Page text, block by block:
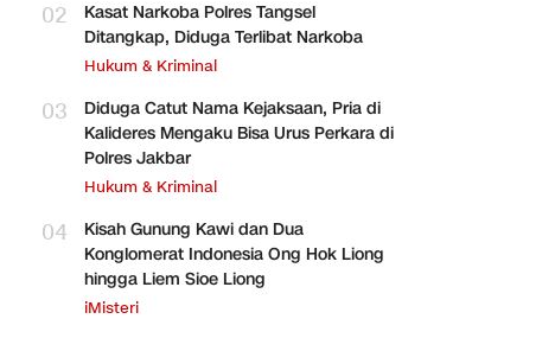
02
Kasat Narkoba Polres Tangsel
Ditangkap, Diduga Terlibat Narkoba
Hukum & Kriminal
03
Diduga Catut Nama Kejaksaan, Pria di
Kalideres Mengaku Bisa Urus Perkara di
Polres Jakbar
Hukum & Kriminal
04
Kisah Gunung Kawi dan Dua
Konglomerat Indonesia Ong Hok Liong
hingga Liem Sioe Liong
iMisteri